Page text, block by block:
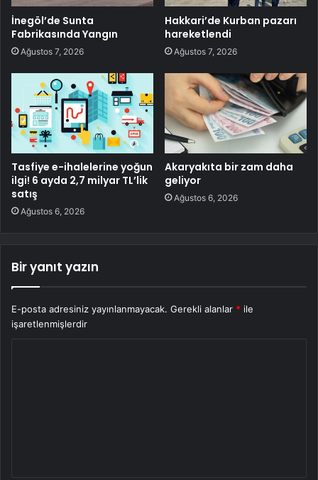
İnegöl’de Sunta
Fabrikasında Yangın
Ağustos 7, 2026
Hakkari’de Kurban pazarı
hareketlendi
Ağustos 7, 2026
Tasfiye e-ihalelerine yoğun
ilgi! 6 ayda 2,7 milyar TL’lik
satış
Ağustos 6, 2026
Akaryakıta bir zam daha
geliyor
Ağustos 6, 2026
Bir yanıt yazın
E-posta adresiniz yayınlanmayacak. Gerekli alanlar * ile
işaretlenmişlerdir